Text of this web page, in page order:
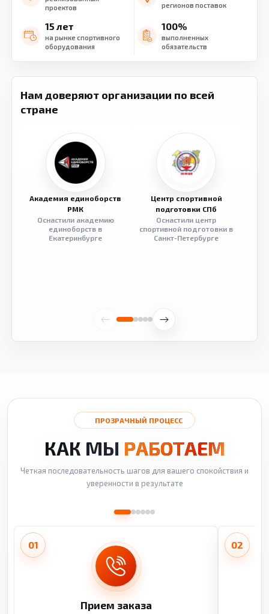
проектов
регионов поставок
15 лет
на рынке спортивного
оборудования
100%
выполненных
обязательств
Нам доверяют организации по всей
стране
Академия единоборств
РМК
Оснастили академию
единоборств в
Екатеринбурге
Центр спортивной
подготовки СПб
Оснастили центр
спортивной подготовки в
Санкт-Петербурге
ПРОЗРАЧНЫЙ ПРОЦЕСС
КАК МЫ РАБОТАЕМ
Четкая последовательность шагов для вашего спокойствия и
уверенности в результате
01
Прием заказа
02